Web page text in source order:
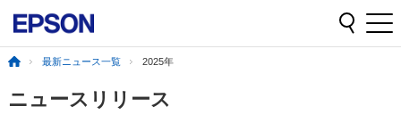
最新ニュース一覧 2025年
ニュースリリース